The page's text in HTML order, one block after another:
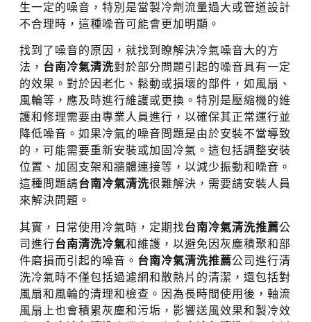
生一定的噪音，特別是當製冷劑流量過大或管道設計
不合理時，這種噪音可能會更加明顯。
找到了噪音的原因，就找到瞭解決冷氣噪音大的方
法， 台南冷氣清洗對於部分問題引起的噪音具有一定
的效果。對於因老化、鬆動或損壞的部件，如風扇、
風輪等，應及時進行維護或更換。特別是壓縮機的維
護和修理需要由專業人員進行，以確保其正常運行並
降低噪音。如果冷氣的噪音問題是由於安裝不當導致
的，可能需要重新安裝或加固冷氣。這包括調整安裝
位置、加固支架和牆體連接等，以減少振動和噪音。
這種問題請台南冷氣清洗很難解決，需要請安裝人員
來解決問題。
其實，日常使用冷氣時，定期找台南冷氣清洗推薦公
司進行台南清洗冷氣和維護，以避免因灰塵積聚和部
件磨損而引起的噪音。 台南冷氣清洗推薦公司進行清
洗冷氣時不僅包括過濾網和散熱片的清潔，還包括對
風扇和風輪的清理和檢查。因為長時間使用後，軸流
風扇上也會積累灰塵和污垢，影響送風效果和製冷效